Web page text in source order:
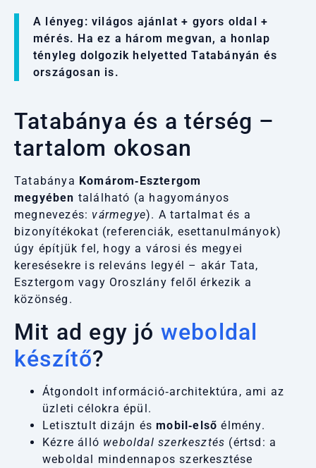
A lényeg: világos ajánlat + gyors oldal +
mérés. Ha ez a három megvan, a honlap
tényleg dolgozik helyetted Tatabányán és
országosan is.
Tatabánya és a térség –
tartalom okosan
Tatabánya Komárom‑Esztergom
megyében található (a hagyományos
megnevezés: vármegye). A tartalmat és a
bizonyítékokat (referenciák, esettanulmányok)
úgy építjük fel, hogy a városi és megyei
keresésekre is releváns legyél – akár Tata,
Esztergom vagy Oroszlány felől érkezik a
közönség.
Mit ad egy jó weboldal
készítő?
Átgondolt információ‑architektúra, ami az
üzleti célokra épül.
Letisztult dizájn ésmobil‑első élmény.
Kézre álló weboldal szerkesztés (értsd: a
weboldal mindennapos szerkesztése